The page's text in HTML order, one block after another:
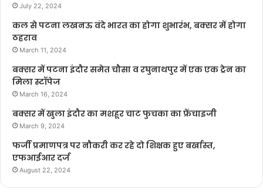
July 22, 2024
कल से पटना लखनऊ वंदे भारत का होगा शुभारंभ, बक्सर में होगा
ठहराव
March 11, 2024
बक्सर में पटना इंदौर समेत चौसा व रघुनाथपुर में एक एक ट्रेन का
मिला स्टॉपेज
March 16, 2024
बक्सर में खुला इंदौर का मशहूर चाट फुचका का फ्रेंचाइजी
March 9, 2024
फर्जी प्रमाणपत्र पर नौकरी कर रहे दो शिक्षक हुए बर्खास्त,
एफआईआर दर्ज
August 22, 2024